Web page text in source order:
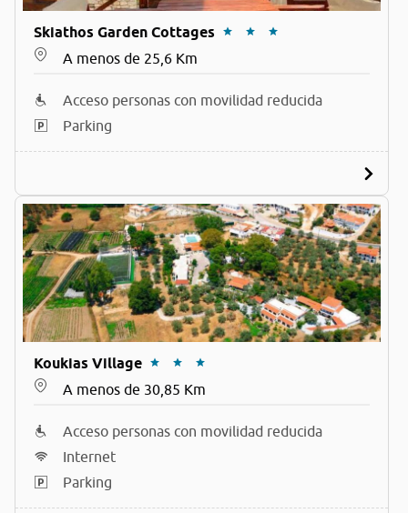
Skiathos Garden Cottages
A menos de 25,6 Km
Acceso personas con movilidad reducida
Parking
Koukias Village
A menos de 30,85 Km
Acceso personas con movilidad reducida
Internet
Parking